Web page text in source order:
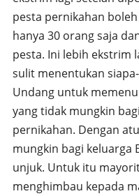
pesta pernikahan
hanya 30 orang saja
pesta. Ini lebih ekstrim
sulit menentukan
Undang untuk
yang tidak mungkin
pernikahan. Dengan
mungkin bagi keluarga
unjuk. Untuk itu
menghimbau kepada